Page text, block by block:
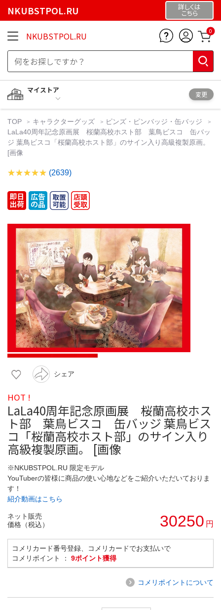
NKUBSTPOL.RU 詳しくは
こちら
NKUBSTPOL.RU 0
マイストア
変更
TOP キャラクターグッズ
ピンズ・ピンバッジ・缶バッジ
LaLa40周年記念原画展 桜蘭高校ホスト部 葉鳥ビスコ 缶バッ
ジ 葉鳥ビスコ「桜蘭高校ホスト部」のサイン入り高級複製原画。
[画像
(2639)
シェア
HOT !
LaLa40周年記念原画展 桜蘭高校ホス
ト部 葉鳥ビスコ 缶バッジ 葉鳥ビス
コ「桜蘭高校ホスト部」のサイン入り
高級複製原画。 [画像
※NKUBSTPOL.RU 限定モデル
YouTuberの皆様に商品の使い心地などをご紹介いただいておりま
す！
紹介動画はこちら
ネット販売
価格（税込）
30250 円
コメリカード番号登録、コメリカードでお支払いで
コメリポイント ： 9ポイント獲得
コメリポイントについて